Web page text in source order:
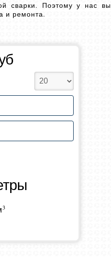
сварки. Поэтому у нас вы
и ремонта.
3